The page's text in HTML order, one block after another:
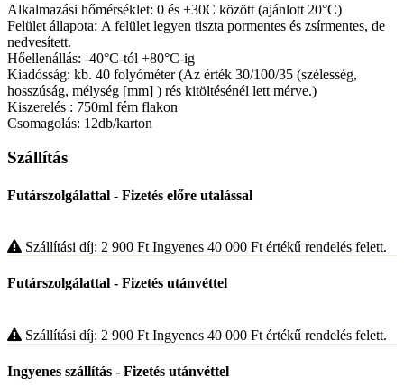
Alkalmazási hőmérséklet: 0 és +30C között (ajánlott 20°C)
Felület állapota: A felület legyen tiszta pormentes és zsírmentes, de
nedvesített.
Hőellenállás: -40°C-tól +80°C-ig
Kiadósság: kb. 40 folyóméter (Az érték 30/100/35 (szélesség,
hosszúság, mélység [mm] ) rés kitöltésénél lett mérve.)
Kiszerelés : 750ml fém flakon
Csomagolás: 12db/karton
Szállítás
Futárszolgálattal - Fizetés előre utalással
Szállítási díj: 2 900 Ft Ingyenes 40 000 Ft értékű rendelés felett.
Futárszolgálattal - Fizetés utánvéttel
Szállítási díj: 2 900 Ft Ingyenes 40 000 Ft értékű rendelés felett.
Ingyenes szállítás - Fizetés utánvéttel